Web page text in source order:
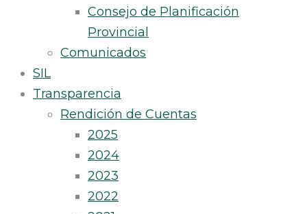
Consejo de Planificación
Provincial
Comunicados
SIL
Transparencia
Rendición de Cuentas
2025
2024
2023
2022